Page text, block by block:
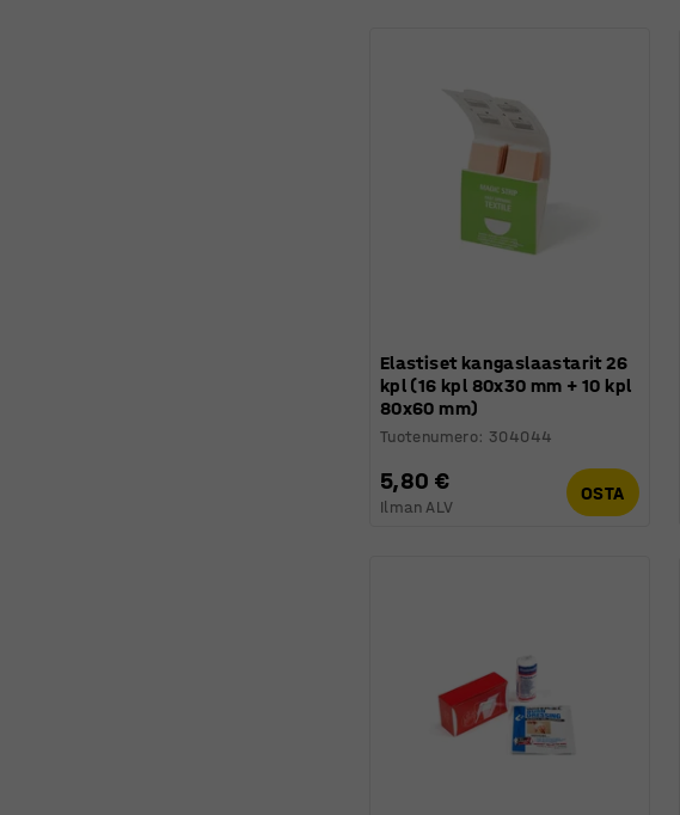
Elastiset kangaslaastarit 26
kpl (16 kpl 80x30 mm + 10 kpl
80x60 mm)
Tuotenumero: 304044
5,80 €
Ilman ALV
OSTA